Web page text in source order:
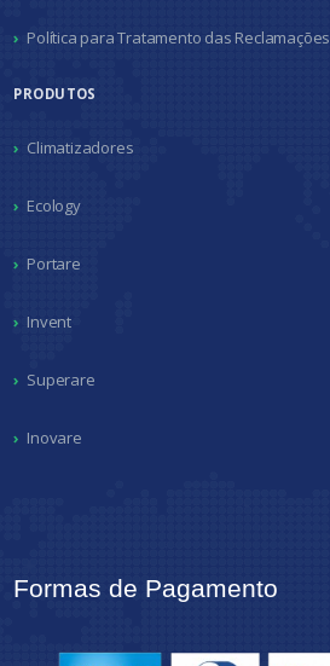
Política para Tratamento das Reclamações
PRODUTOS
Climatizadores
Ecology
Portare
Invent
Superare
Inovare
Formas de Pagamento